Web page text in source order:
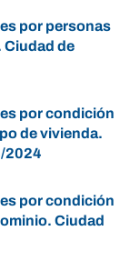
por personas
Ciudad de
por condición
de vivienda.
2024
por condición
Ciudad